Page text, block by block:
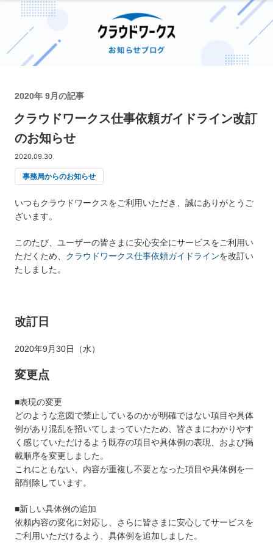
2020年 9月の記事
クラウドワークス仕事依頼ガイドライン改訂
のお知らせ
2020.09.30
事務局からのお知らせ
いつもクラウドワークスをご利用いただき、誠にありがとうご
ざいます。
このたび、ユーザーの皆さまに安心安全にサービスをご利用い
ただくため、 クラウドワークス仕事依頼ガイドラインを改訂い
たしました。
改訂日
2020年9月30日（水）
変更点
■表現の変更
どのような意図で禁止しているのかが明確ではない項目や具体
例があり混乱を招いてしまっていたため、皆さまにわかりやす
く感じていただけるよう既存の項目や具体例の表現、および掲
載順序を変更しました。
これにともない、内容が重複し不要となった項目や具体例を一
部削除しています。
■新しい具体例の追加
依頼内容の変化に対応し、さらに皆さまに安心してサービスを
ご利用いただけるよう、具体例を追加しました。